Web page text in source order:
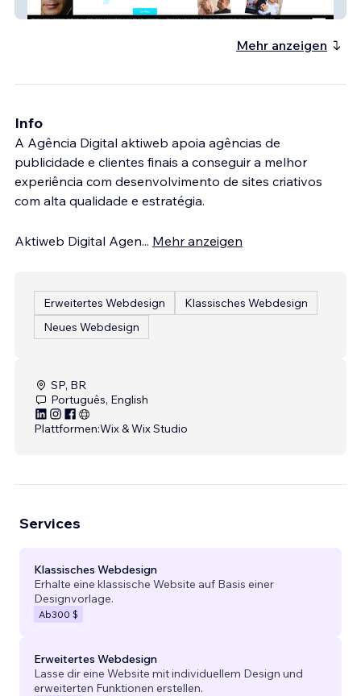
Luigi Baricelli Site
Mehr anzeigen
Info
A Agência Digital aktiweb apoia agências de
publicidade e clientes finais a conseguir a melhor
experiência com desenvolvimento de sites criativos
com alta qualidade e estratégia.
Aktiweb Digital Agen... Mehr anzeigen
Erweitertes Webdesign
Klassisches Webdesign
Neues Webdesign
SP, BR
Português, English
Plattformen:Wix & Wix Studio
Services
Klassisches Webdesign
Erhalte eine klassische Website auf Basis einer
Designvorlage.
Ab300 $
Erweitertes Webdesign
Lasse dir eine Website mit individuellem Design und
erweiterten Funktionen erstellen.